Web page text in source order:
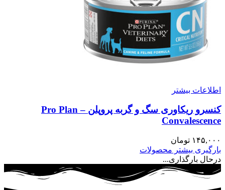
اطلاعات بیشتر
کنسرو ریکاوری سگ و گربه پروپلن – Pro Plan
Convalescence
۱۴۵,۰۰۰ تومان
بارگیری بیشتر محصولات
درحال بارگذاری...